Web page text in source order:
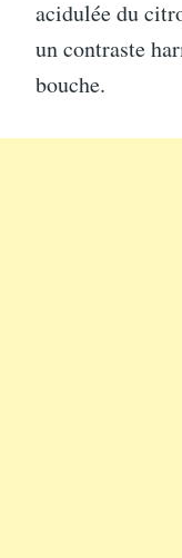
acidulée du
un contraste
bouche.